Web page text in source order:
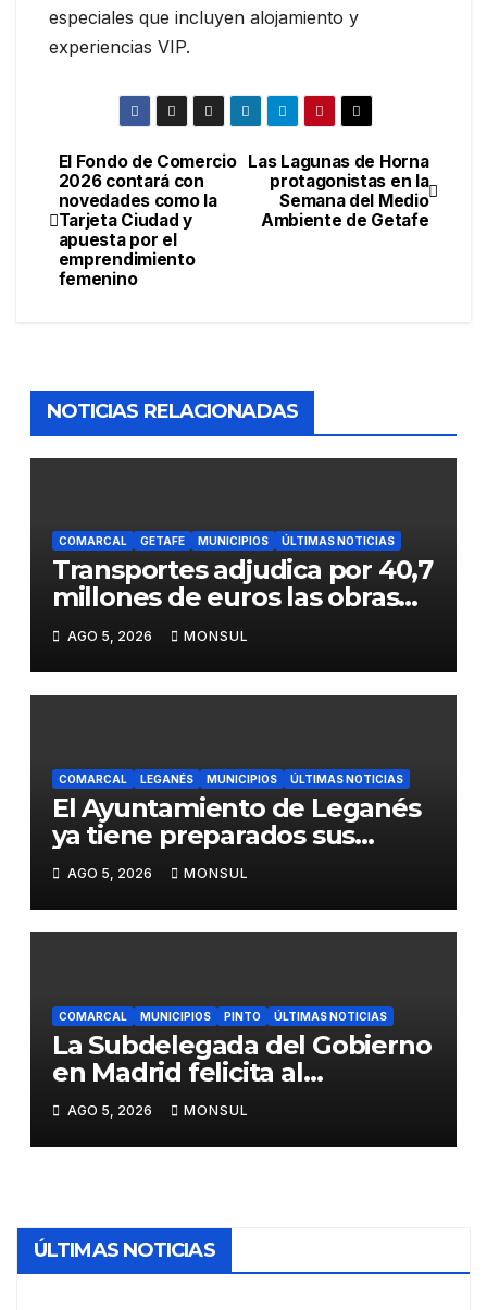
especiales que incluyen alojamiento y
experiencias VIP.
Las Lagunas de Horna
protagonistas en la
Semana del Medio
Ambiente de Getafe
El Fondo de Comercio
2026 contará con
novedades como la
Tarjeta Ciudad y
apuesta por el
emprendimiento
femenino
NOTICIAS RELACIONADAS
COMARCAL GETAFE MUNICIPIOS ÚLTIMAS NOTICIAS
Transportes adjudica por 40,7
millones de euros las obras
para mejorar la accesibilidad
del transporte público en la
A-4 en Getafe
AGO 5, 2026 MONSUL
COMARCAL LEGANÉS MUNICIPIOS ÚLTIMAS NOTICIAS
El Ayuntamiento de Leganés
ya tiene preparados sus
dispositivos de seguridad y
de limpieza para las Fiestas
de Butarque
AGO 5, 2026 MONSUL
COMARCAL MUNICIPIOS PINTO ÚLTIMAS NOTICIAS
La Subdelegada del Gobierno
en Madrid felicita al
Ayuntamiento de Pinto por
su dispositivo de seguridad
en las Fiestas Patronales
AGO 5, 2026 MONSUL
ÚLTIMAS NOTICIAS